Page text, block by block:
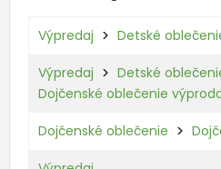
Výpredaj Detské
Výpredaj
Detské
Dojčenské oblečenie
Dojčenské oblečenie